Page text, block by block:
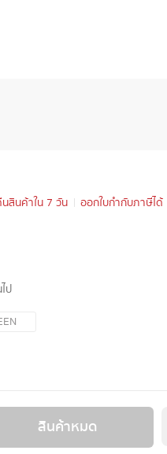
สินค้าใน 7 วัน
ออกใบกำกับภาษีได้
ป
สินค้าหมด